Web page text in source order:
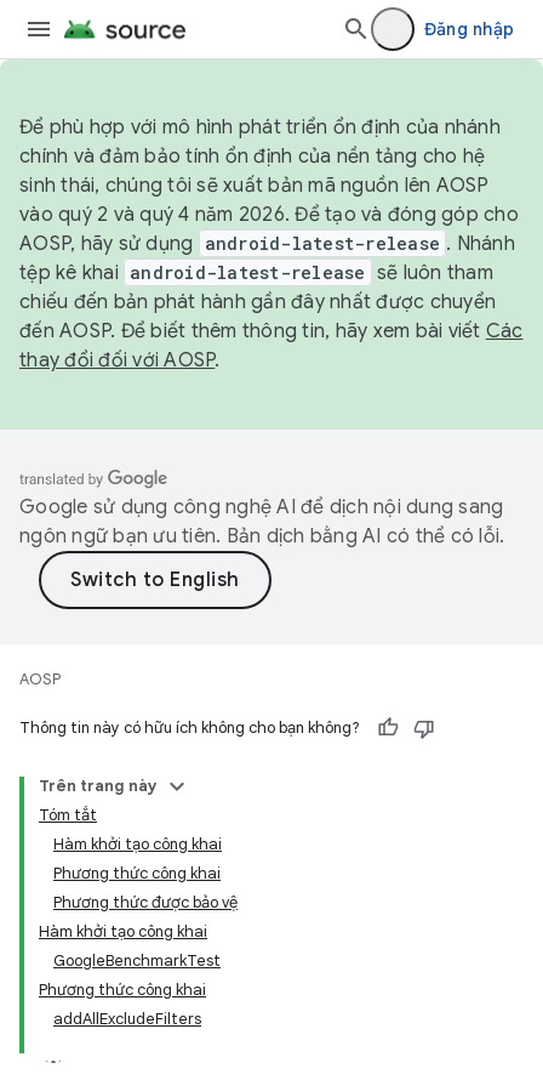
Đăng nhập
Để phù hợp với mô hình phát triển ổn định của nhánh
chính và đảm bảo tính ổn định của nền tảng cho hệ
sinh thái, chúng tôi sẽ xuất bản mã nguồn lên AOSP
vào quý 2 và quý 4 năm 2026. Để tạo và đóng góp cho
AOSP, hãy sử dụng
android-latest-release . Nhánh
tệp kê khai android-latest-release sẽ luôn tham
chiếu đến bản phát hành gần đây nhất được chuyển
đến AOSP. Để biết thêm thông tin, hãy xem bài viết Các
thay đổi đối với AOSP.
Google sử dụng công nghệ AI để dịch nội dung sang
ngôn ngữ bạn ưu tiên. Bản dịch bằng AI có thể có lỗi.
AOSP
Thông tin này có hữu ích không cho bạn không?
Trên trang này
Tóm tắt
Hàm khởi tạo công khai
Phương thức công khai
Phương thức được bảo vệ
Hàm khởi tạo công khai
GoogleBenchmarkTest
Phương thức công khai
addAllExcludeFilters